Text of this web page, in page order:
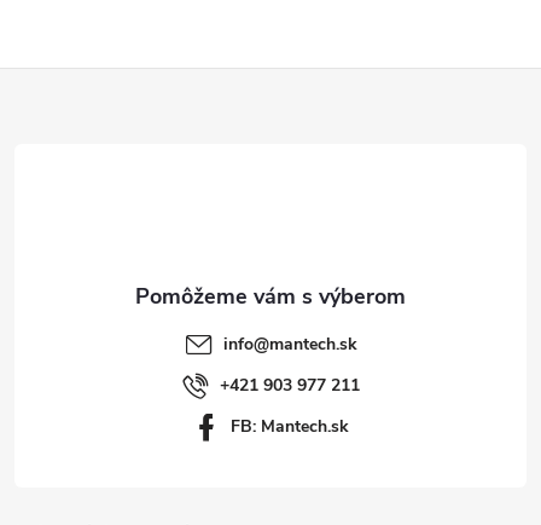
info@mantech.sk
+421 903 977 211
FB: Mantech.sk